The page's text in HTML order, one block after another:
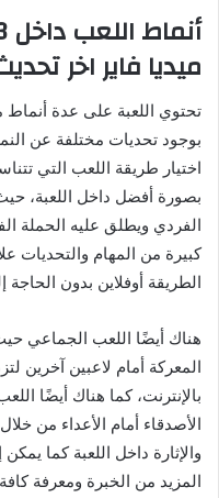
أنماط اللعب داخل
ميديا فاير اخر
تحتوي اللعبة على عدة
بوجود تحديات مختلفة عن
اختيار طريقة اللعب التي
بصورة أفضل داخل اللعبة،
الفردي ويطلق عليه الحملة
كبيرة من المهام والتحديات
الطريقة أوفلاين بدون الحاجة
هناك أيضًا اللعب الجماعي
المعركة أمام لاعبين آخرين
بالإنترنت، كما هناك أيضًا
الأصدقاء أمام الأعداء من
والإثارة داخل اللعبة كما
المزيد من الخبرة ومعرفة